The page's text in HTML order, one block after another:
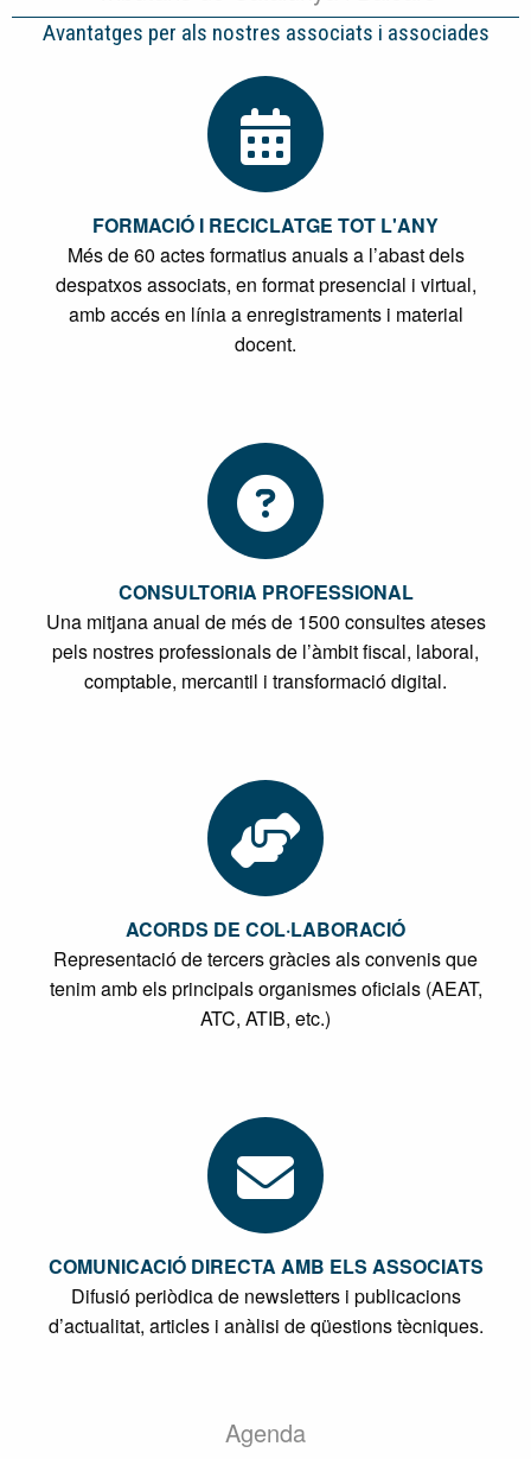
Avantatges per als nostres associats i associades
FORMACIÓ I RECICLATGE TOT L'ANY
Més de 60 actes formatius anuals a l’abast dels
despatxos associats, en format presencial i virtual,
amb accés en línia a enregistraments i material
docent.
CONSULTORIA PROFESSIONAL
Una mitjana anual de més de 1500 consultes ateses
pels nostres professionals de l’àmbit fiscal, laboral,
comptable, mercantil i transformació digital.
ACORDS DE COL·LABORACIÓ
Representació de tercers gràcies als convenis que
tenim amb els principals organismes oficials (AEAT,
ATC, ATIB, etc.)
COMUNICACIÓ DIRECTA AMB ELS ASSOCIATS
Difusió periòdica de newsletters i publicacions
d’actualitat, articles i anàlisi de qüestions tècniques.
Agenda